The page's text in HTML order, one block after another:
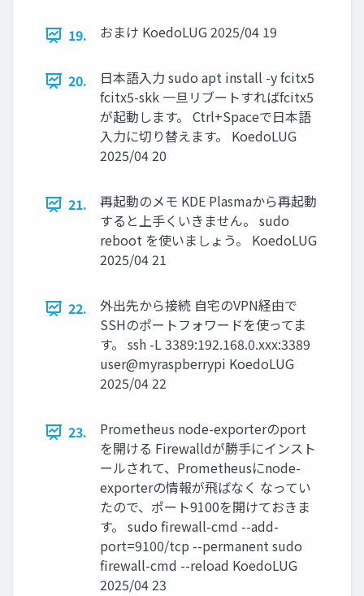
19. おまけ KoedoLUG 2025/04 19
20.
日本語入力 sudo apt install -y fcitx5
fcitx5-skk 一旦リブートすればfcitx5
が起動します。 Ctrl+Spaceで日本語
入力に切り替えます。 KoedoLUG
2025/04 20
21.
再起動のメモ KDE Plasmaから再起動
すると上手くいきません。 sudo
reboot を使いましょう。 KoedoLUG
2025/04 21
22.
外出先から接続 自宅のVPN経由で
SSHのポートフォワードを使ってま
す。 ssh -L 3389:192.168.0.xxx:3389
user@myraspberrypi KoedoLUG
2025/04 22
23.
Prometheus node-exporterのport
を開ける Firewalldが勝手にインスト
ールされて、Prometheusにnode-
exporterの情報が飛ばなく なってい
たので、ポート9100を開けておきま
す。 sudo firewall-cmd --add-
port=9100/tcp --permanent sudo
firewall-cmd --reload KoedoLUG
2025/04 23